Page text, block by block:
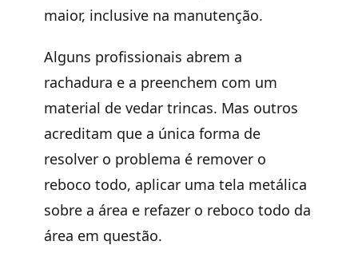
maior, inclusive na manutenção.
Alguns profissionais abrem a
rachadura e a preenchem com um
material de vedar trincas. Mas outros
acreditam que a única forma de
resolver o problema é remover o
reboco todo, aplicar uma tela metálica
sobre a área e refazer o reboco todo da
área em questão.